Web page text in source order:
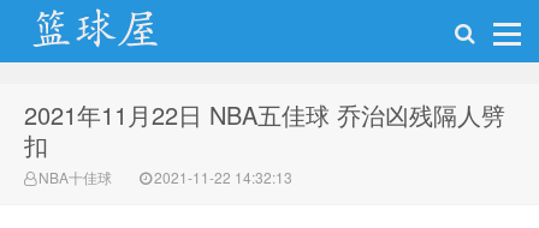
NBA录像吧
2021年11月22日 NBA五佳球 乔治凶残隔人劈
扣
NBA十佳球 2021-11-22 14:32:13